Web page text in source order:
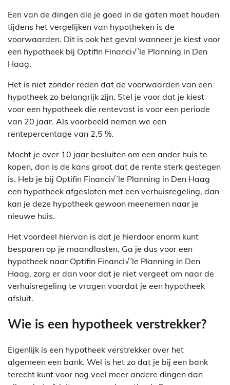
Een van de dingen die je goed in de gaten moet houden
tijdens het vergelijken van hypotheken is de
voorwaarden. Dit is ook het geval wanneer je kiest voor
een hypotheek bij Optifin Financi√´le Planning in Den
Haag.
Het is niet zonder reden dat de voorwaarden van een
hypotheek zo belangrijk zijn. Stel je voor dat je kiest
voor een hypotheek die rentevast is voor een periode
van 20 jaar. Als voorbeeld nemen we een
rentepercentage van 2,5 %.
Mocht je over 10 jaar besluiten om een ander huis te
kopen, dan is de kans groot dat de rente sterk gestegen
is. Heb je bij Optifin Financi√´le Planning in Den Haag
een hypotheek afgesloten met een verhuisregeling, dan
kan je deze hypotheek gewoon meenemen naar je
nieuwe huis.
Het voordeel hiervan is dat je hierdoor enorm kunt
besparen op je maandlasten. Ga je dus voor een
hypotheek naar Optifin Financi√´le Planning in Den
Haag, zorg er dan voor dat je niet vergeet om naar de
verhuisregeling te vragen voordat je een hypotheek
afsluit.
Wie is een hypotheek verstrekker?
Eigenlijk is een hypotheek verstrekker over het
algemeen een bank. Wel is het zo dat je bij een bank
terecht kunt voor nog veel meer andere dingen dan